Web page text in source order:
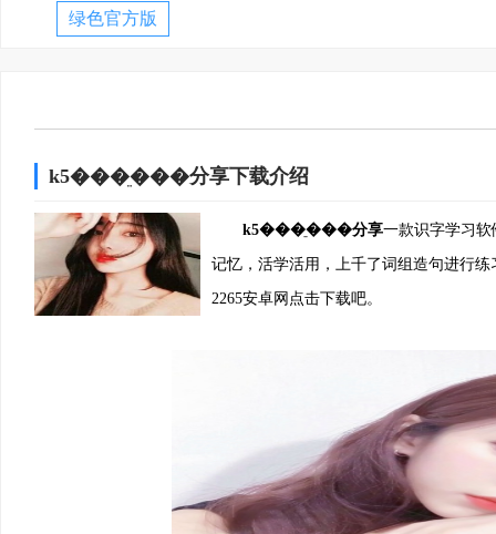
绿色官方版
k5���ֵ���分享下载介绍
k5���ֵ���分享一款识字学习
记忆，活学活用，上千了词组造句进行
2265安卓网点击下载吧。